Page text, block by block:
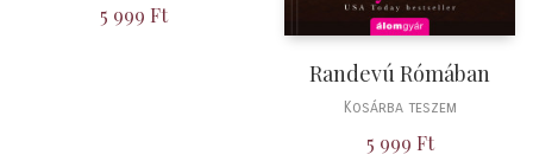
5 999 Ft
Randevú Rómában
Kosárba teszem
5 999 Ft